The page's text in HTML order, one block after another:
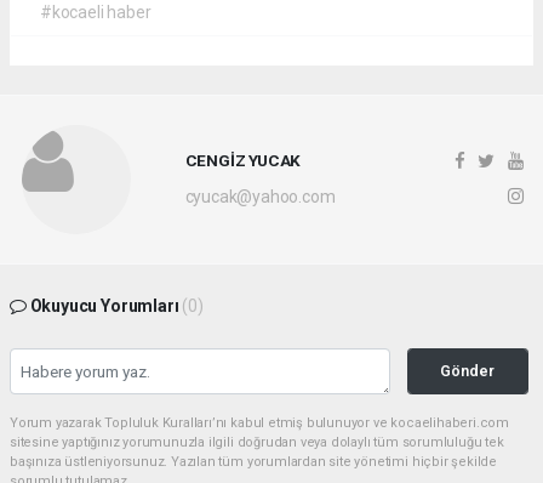
#kocaeli haber
CENGİZ YUCAK
cyucak@yahoo.com
Okuyucu Yorumları (0)
Gönder
Yorum yazarak Topluluk Kuralları’nı kabul etmiş bulunuyor ve kocaelihaberi.com
sitesine yaptığınız yorumunuzla ilgili doğrudan veya dolaylı tüm sorumluluğu tek
başınıza üstleniyorsunuz. Yazılan tüm yorumlardan site yönetimi hiçbir şekilde